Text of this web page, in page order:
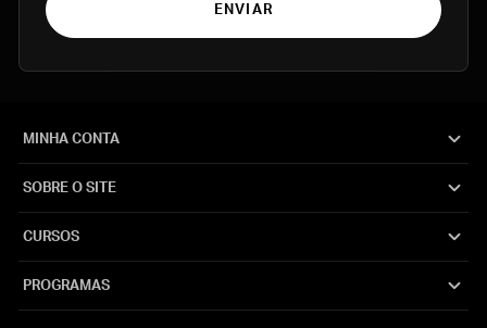
ENVIAR
MINHA CONTA
SOBRE O SITE
CURSOS
PROGRAMAS